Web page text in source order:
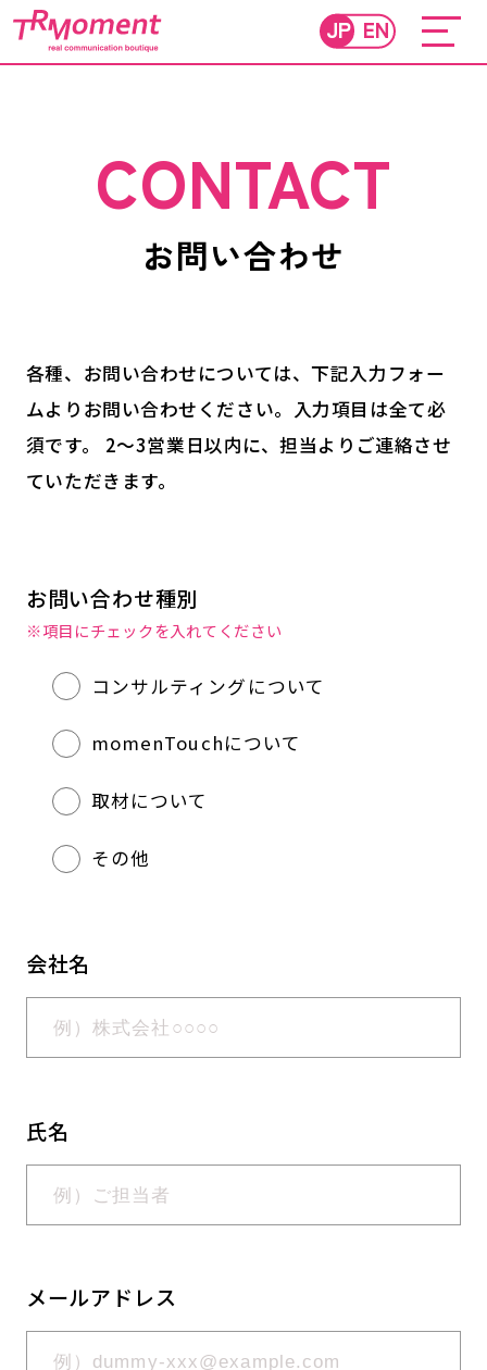
JP EN
CONTACT
お問い合わせ
各種、お問い合わせについては、下記入力フォー
ムよりお問い合わせください。入力項目は全て必
須です。
2～3営業日以内に、担当よりご連絡させ
ていただきます。
お問い合わせ種別
※項目にチェックを入れてください
コンサルティングについて
momenTouchについて
取材について
その他
会社名
氏名
メールアドレス